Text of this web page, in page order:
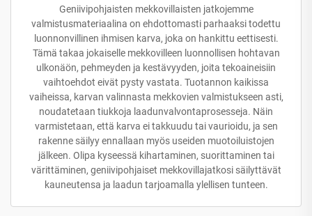
Geniivipohjaisten mekkovillaisten jatkojemme
valmistusmateriaalina on ehdottomasti parhaaksi todettu
luonnonvillinen ihmisen karva, joka on hankittu eettisesti.
Tämä takaa jokaiselle mekkovilleen luonnollisen hohtavan
ulkonäön, pehmeyden ja kestävyyden, joita tekoaineisiin
vaihtoehdot eivät pysty vastata. Tuotannon kaikissa
vaiheissa, karvan valinnasta mekkovien valmistukseen asti,
noudatetaan tiukkoja laadunvalvontaprosesseja. Näin
varmistetaan, että karva ei takkuudu tai vaurioidu, ja sen
rakenne säilyy ennallaan myös useiden muotoiluistojen
jälkeen. Olipa kyseessä kihartaminen, suorittaminen tai
värittäminen, geniivipohjaiset mekkovillajatkosi säilyttävät
kauneutensa ja laadun tarjoamalla ylellisen tunteen.